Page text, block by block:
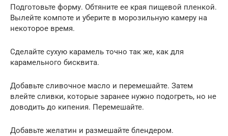
Подготовьте форму. Обтяните ее края пищевой пленкой.
Вылейте компоте и уберите в морозильную камеру на
некоторое время.
Сделайте сухую карамель точно так же, как для
карамельного бисквита.
Добавьте сливочное масло и перемешайте. Затем
влейте сливки, которые заранее нужно подогреть, но не
доводить до кипения. Перемешайте.
Добавьте желатин и размешайте блендером.